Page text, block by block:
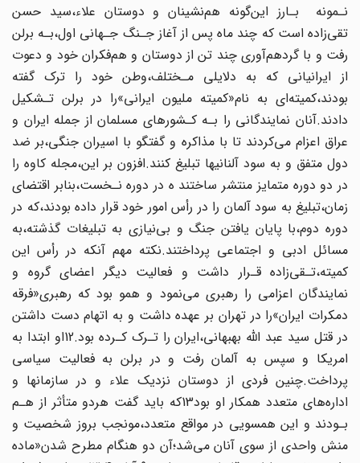
نـمونه ‌بـارز این‌گونه هم‌نشینان و دوستان علاء‌،سید‌ حسن‌
تقی‌زاده است که چند ماه پس از آغاز جـنگ جـهانی‌ اول،بـه برلن
رفت و با گردهم‌آوری چند تن از دوستان و هم‌فکران خود و دعوت
از ایرانیانی که به دلایلی‌ مـختلف‌،وطن‌ خود را ترک گفته
بودند،کمیته‌ای به نام«کمیته ملیون ایرانی‌»را‌ در برلن تـشکیل
دادند.آنان نمایندگانی را بـه کـشورهای مسلمان از جمله ایران‌ و
عراق اعزام می‌کردند‌ تا‌ با‌ مذاکره و گفتگو با اسیران جنگی،بر ضد
دول متفق و به سود آلنانیها‌ تبلیغ‌ کنند‌.افزون بر این،مجله کاوه را
در دو دوره متمایز منتشر ساختند ه در دوره‌‌ نـخست‌،بنابر‌ اقتضای
زمان،تبلیغ به سود آلمان را در رأس امور خود قرار داده بودند‌،که‌ در
دوره دوم،با پایان یافتن جنگ و بی‌نیازی به تبلیغات گذشته،به
مسائل‌ ادبی‌ و اجتماعی‌‌ پرداختند.نکته مهم آنکه در رأس این
کمیته،تـقی‌زاده قـرار داشت و فعالیت دیگر اعضای‌ گروه‌‌ و
نمایندگان اعزامی را رهبری می‌نمود و همو بود که رهبری«فرقه
دمکرات ایران»را‌ در‌ تهران‌‌ بر عهده داشت و به اتهام دست داشتن
در قتل سید عبد اللّه بهبهانی،ایران را‌ تـرک‌ کـرده بود.12او ابتدا به
امریکا و سپس به آلمان رفت و در‌ برلن‌ به‌ فعالیت سیاسی
پرداخت.چنین فردی از دوستان نزدیک علاء و در سازمانها و
اداره‌های متعدد همکار او‌ بود‌13‌که باید گفت هردو متأثر از هـم
بـودند و این همسویی در مواقع‌ متعدد‌،مونجب بروز شخصیت و
منش واحدی از سوی‌ آنان می‌شد؛آن دو هنگام مطرح شدن«ماده